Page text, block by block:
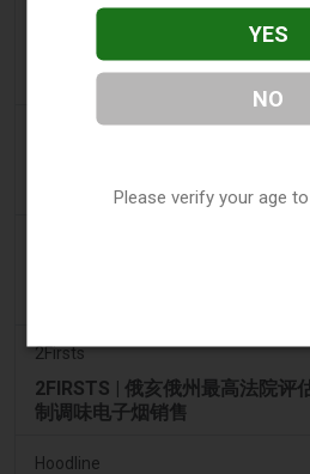
哥斯达黎加新的电子烟法规原定
Reporter
2Firsts
2FIRSTS | 俄亥俄州最高法院评
制调味电子烟销售
Hoodline
YES
NO
Please verify your age